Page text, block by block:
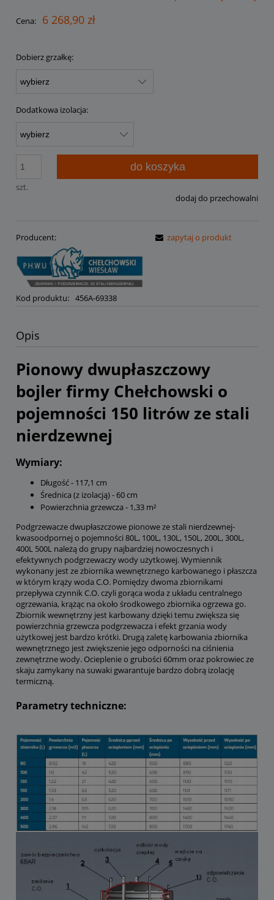
Cena: 6 268,90 zł
Dobierz grzałkę:
Dodatkowa izolacja:
szt.
do koszyka
dodaj do przechowalni
Producent:
Kod produktu: 456A-69338
zapytaj o produkt
Opis
Pionowy dwupłaszczowy
bojler firmy Chełchowski o
pojemności 150 litrów ze stali
nierdzewnej
Wymiary:
Długość - 117,1 cm
Średnica (z izolacją) - 60 cm
Powierzchnia grzewcza - 1,33 m²
Podgrzewacze dwupłaszczowe pionowe ze stali nierdzewnej-
kwasoodpornej o pojemności 80L, 100L, 130L, 150L, 200L, 300L,
400L 500L należą do grupy najbardziej nowoczesnych i
efektywnych podgrzewaczy wody użytkowej. Wymiennik
wykonany jest ze zbiornika wewnętrznego karbowanego i płaszcza
w którym krąży woda C.O. Pomiędzy dwoma zbiornikami
przepływa czynnik C.O. czyli gorąca woda z układu centralnego
ogrzewania, krążąc na około środkowego zbiornika ogrzewa go.
Zbiornik wewnętrzny jest karbowany dzięki temu zwiększa się
powierzchnia grzewcza podgrzewacza i efekt grzania wody
użytkowej jest bardzo krótki. Drugą zaletę karbowania zbiornika
wewnętrznego jest zwiększenie jego odporności na ciśnienia
zewnętrzne wody. Ocieplenie o grubości 60mm oraz pokrowiec ze
skaju zamykany na suwaki gwarantuje bardzo dobrą izolację
termiczną.
Parametry techniczne: